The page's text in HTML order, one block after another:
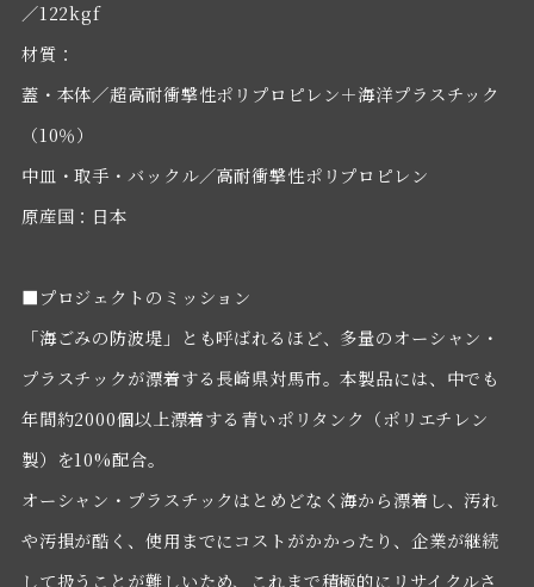
／122kgf
材質：
蓋・本体／超高耐衝撃性ポリプロピレン＋海洋プラスチック
（10％）
中皿・取手・バックル／高耐衝撃性ポリプロピレン
原産国：日本
■プロジェクトのミッション
「海ごみの防波堤」とも呼ばれるほど、多量のオーシャン・
プラスチックが漂着する長崎県対馬市。本製品には、中でも
年間約2000個以上漂着する青いポリタンク（ポリエチレン
製）を10%配合。
オーシャン・プラスチックはとめどなく海から漂着し、汚れ
や汚損が酷く、使用までにコストがかかったり、企業が継続
して扱うことが難しいため、これまで積極的にリサイクルさ